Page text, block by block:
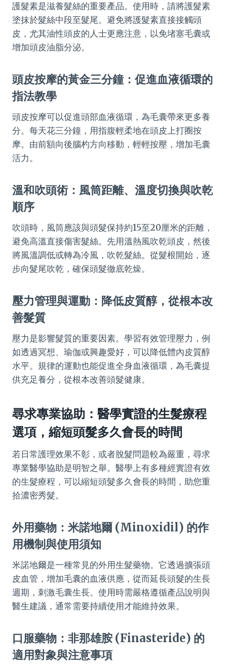
護髮素是滋養髮絲的重要產品。使用時，請將護髮素
塗抹於髮絲中段至髮尾。避免將護髮素直接接觸頭
皮，尤其油性頭皮的人士更應注意，以免堵塞毛囊或
增加頭皮油脂分泌。
頭皮按摩的黃金三分鐘：促進血液循環的
指法教學
頭皮按摩可以促進頭部血液循環，為毛囊帶來更多養
分。每天花三分鐘，用指腹輕柔地在頭皮上打圈按
摩。由前額向後腦杓方向移動，輕輕按壓，增加毛囊
活力。
溫和吹頭術：風筒距離、溫度切換與吹乾
順序
吹頭時，風筒應該與頭髮保持約15至20厘米的距離，
避免高溫直接傷害髮絲。先用溫熱風吹乾頭皮，然後
將風溫調低或轉為冷風，吹乾髮絲。從髮根開始，逐
步向髮尾吹乾，確保頭髮徹底乾燥。
壓力管理與運動：降低皮質醇，從根本改
善髮質
壓力是影響髮質的重要因素。學習有效管理壓力，例
如透過冥想、瑜伽或興趣愛好，可以降低體內皮質醇
水平。規律的運動也能促進全身血液循環，為毛囊提
供充足養分，從根本改善頭髮健康。
尋求專業協助：醫學實證的生髮療程
選項，縮短頭髮多久會長的時間
若日常護理效果不彰，或者脫髮問題較為嚴重，尋求
專業醫學協助是明智之舉。醫學上有多種經實證有效
的生髮療程，可以縮短頭髮多久會長的時間，助您重
拾濃密秀髮。
外用藥物：米諾地爾 (Minoxidil) 的作
用機制與使用須知
米諾地爾是一種常見的外用生髮藥物。它透過擴張頭
皮血管，增加毛囊的血液供應，從而延長頭髮的生長
週期，刺激毛囊生長。使用時需嚴格遵循產品說明與
醫生建議，通常需要持續使用才能維持效果。
口服藥物：非那雄胺 (Finasteride) 的
適用對象與注意事項